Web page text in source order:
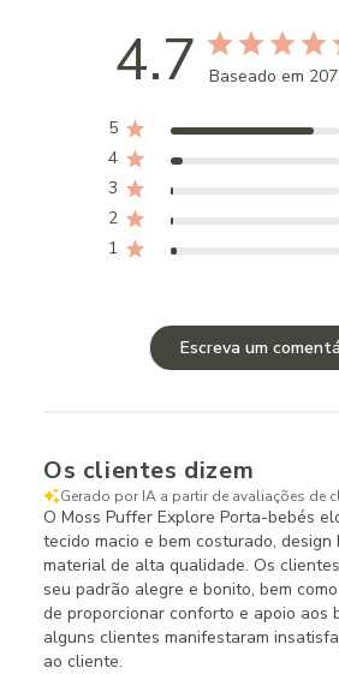
4.7 Baseado em
5
4
3
2
1
Escreva um
Os clientes dizem
Gerado por IA a partir de avaliações de
O Moss Puffer Explore Porta-bebés
tecido macio e bem costurado,
material de alta qualidade. Os
seu padrão alegre e bonito, bem
de proporcionar conforto e apoio aos
alguns clientes manifestaram
ao cliente.